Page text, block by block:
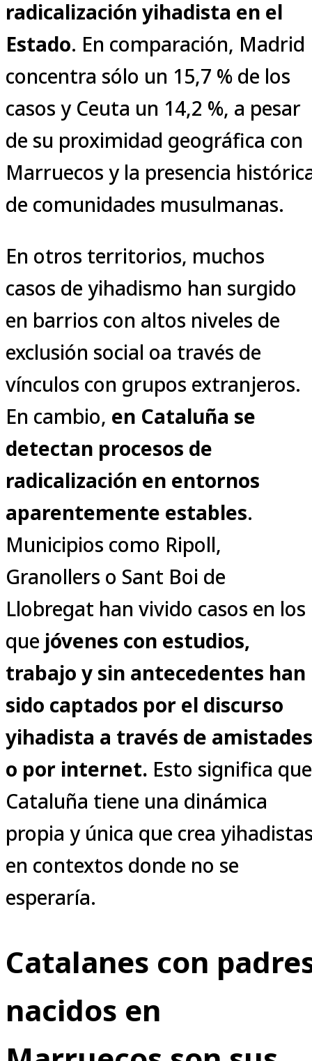
radicalización yihadista en el
Estado. En comparación, Madrid
concentra sólo un 15,7 % de los
casos y Ceuta un 14,2 %, a pesar
de su proximidad geográfica con
Marruecos y la presencia
de comunidades musulmanas.
En otros territorios, muchos
casos de yihadismo han surgido
en barrios con altos niveles de
exclusión social oa través de
vínculos con grupos extranjeros.
En cambio, en Cataluña se
detectan procesos de
radicalización en entornos
aparentemente estables.
Municipios como Ripoll,
Granollers o Sant Boi de
Llobregat han vivido casos en los
que jóvenes con estudios,
trabajo y sin antecedentes han
sido captados por el discurso
yihadista a través de amistades
o por internet. Esto significa que
Cataluña tiene una dinámica
propia y única que crea
en contextos donde no se
esperaría.
Catalanes con
nacidos en